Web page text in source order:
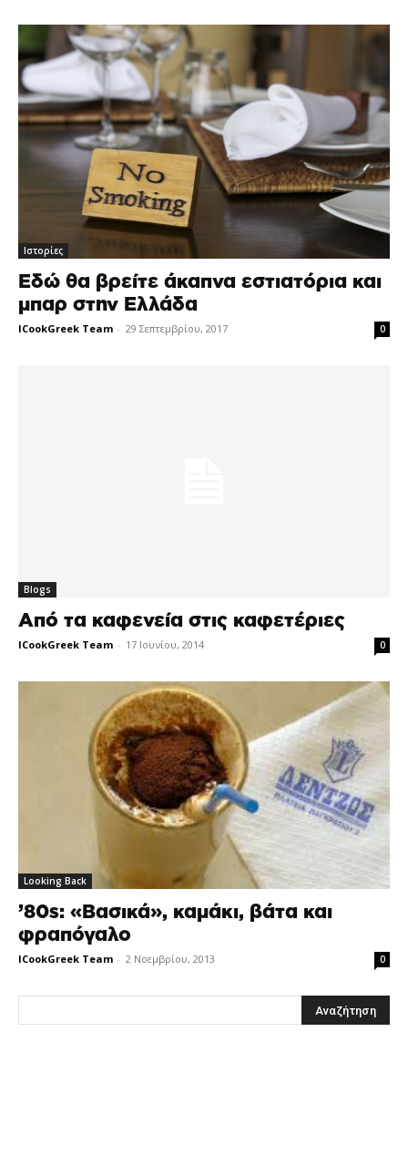
Ιστορίες
Εδώ θα βρείτε άκαπνα εστιατόρια και
μπαρ στην Ελλάδα
ICookGreek Team - 29 Σεπτεμβρίου, 2017 0
Blogs
Από τα καφενεία στις καφετέριες
ICookGreek Team - 17 Ιουνίου, 2014 0
Looking Back
’80s: «Βασικά», καμάκι, βάτα και
φραπόγαλο
ICookGreek Team - 2 Νοεμβρίου, 2013 0